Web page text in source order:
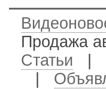
Продажа
Статьи